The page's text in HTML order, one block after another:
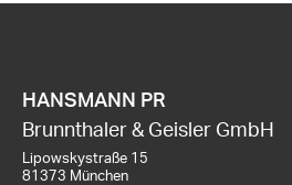
HANSMANN PR
Brunnthaler & Geisler GmbH
Lipowskystraße 15
81373 München